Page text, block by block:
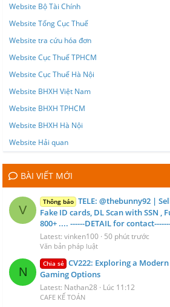
Website Bộ Tài Chính
Website Tổng Cục Thuế
Website tra cứu hóa đơn
Website Cục Thuế TPHCM
Website Cục Thuế Hà Nội
Website BHXH Việt Nam
Website BHXH TPHCM
Website BHXH Hà Nội
Website Hải quan
BÀI VIẾT MỚI
V
Thông báo TELE: @thebunny92 |
Fake ID cards, DL Scan with SSN ,
800+ .... ------DETAIL for
Latest: vinken100 50 phút trước
Văn bản pháp luật
N
Chia sẻ CV222: Exploring a
Gaming Options
Latest: Nathan28 Lúc 11:12
CAFE KẾ TOÁN